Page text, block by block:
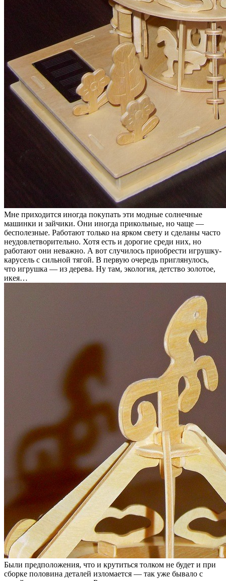
Мне приходится иногда покупать эти модные солнечные
машинки и зайчики. Они иногда прикольные, но чаще —
бесполезные. Работают только на ярком свету и сделаны часто
неудовлетворительно. Хотя есть и дорогие среди них, но
работают они неважно. А вот случилось приобрести игрушку-
карусель с сильной тягой. В первую очередь приглянулось,
что игрушка — из дерева. Ну там, экология, детство золотое,
икея…
Были предположения, что и крутиться толком не будет и при
сборке половина деталей изломается — так уже бывало с